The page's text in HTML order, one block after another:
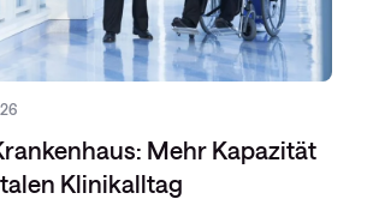
Mehr Kapazität
Klinikalltag